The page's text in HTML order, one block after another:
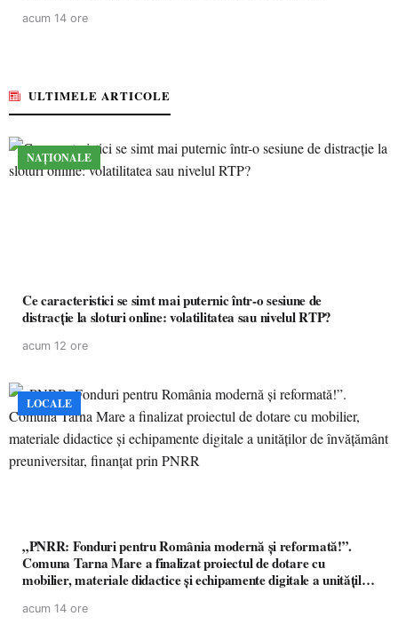
acum 14 ore
ULTIMELE ARTICOLE
NAȚIONALE
Ce caracteristici se simt mai puternic într-o sesiune de
distracție la sloturi online: volatilitatea sau nivelul RTP?
acum 12 ore
LOCALE
„PNRR: Fonduri pentru România modernă și reformată!”.
Comuna Tarna Mare a finalizat proiectul de dotare cu
mobilier, materiale didactice și echipamente digitale a unităților
acum 14 ore